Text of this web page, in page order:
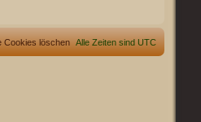
Alle Zeiten sind UTC
Cookies löschen